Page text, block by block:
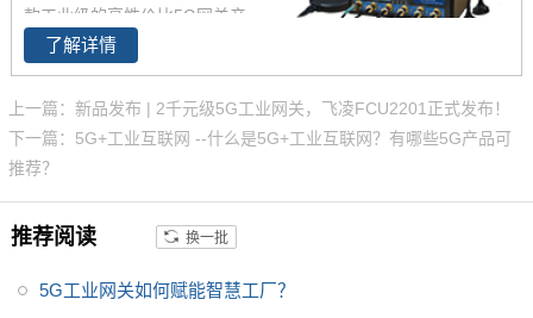
款工业级的高性价比5G网关产
品，采用无风扇散热设计；CPU
主频1GHz，RAM 512MB，满足
一般边缘计算和数据转发的能
力；并支持Ubuntu18.04和Open
WRT系统，方便用户二次开发设
方式，可更换为4G模组做成本优
化；以及支持5个RS485接口，
其中4个可拆卸做成本优化；产品
了解详情
上一篇：新品发布 | 2千元级5G工业网关，飞凌FCU2201正式发布！
下一篇：5G+工业互联网 --什么是5G+工业互联网？有哪些5G产品可
推荐？
推荐阅读 换一批
5G工业网关如何赋能智慧工厂？